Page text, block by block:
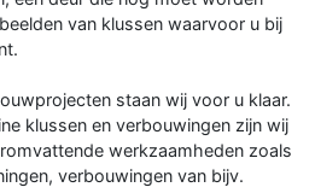
van klussen waarvoor u bij
staan wij voor u klaar.
klussen en verbouwingen zijn wij
werkzaamheden zoals
verbouwingen van bijv.